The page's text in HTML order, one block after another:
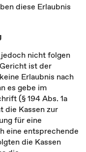
diese Erlaubnis
nicht folgen
ist der
Erlaubnis nach
es gebe im
(§ 194 Abs. 1a
die Kassen zur
für eine
eine entsprechende
die Kassen